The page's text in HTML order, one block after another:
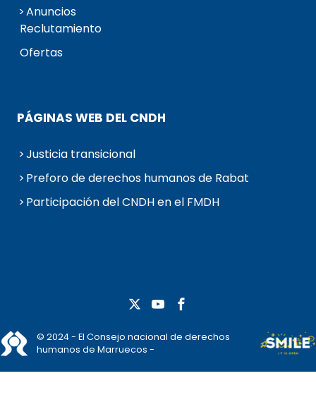
Anuncios
Reclutamiento
Ofertas
PÁGINAS WEB DEL CNDH
Justicia transicional
Preforo de derechos humanos de Rabat
Participación del CNDH en el FMDH
© 2024 - El Consejo nacional de derechos
humanos de Marruecos -